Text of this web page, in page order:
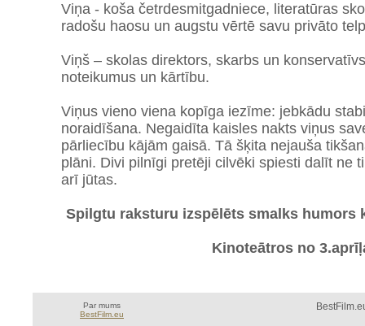
Viņa - koša četrdesmitgadniece, literatūras
radošu haosu un augstu vērtē savu privāto
Viņš – skolas direktors, skarbs un
noteikumus un kārtību.
Viņus vieno viena kopīga iezīme: jebkādu
noraidīšana. Negaidīta kaisles nakts viņus
pārliecību kājām gaisā. Tā šķita nejauša
plāni. Divi pilnīgi pretēji cilvēki spiesti dalīt ne
arī jūtas.
Spilgtu raksturu izspēlēts smalks humors
Kinoteātros no
Par mums
BestFilm.eu